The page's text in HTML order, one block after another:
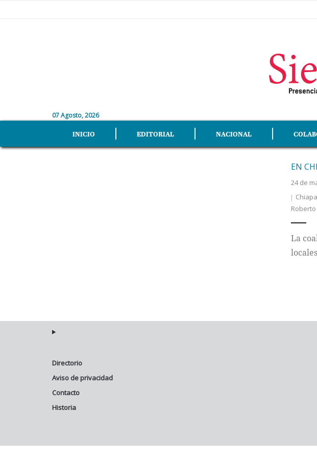
07 Agosto, 2026
INICIO EDITORIAL NACIONAL
EN
24 de
La
Directorio
Aviso de privacidad
Contacto
Historia